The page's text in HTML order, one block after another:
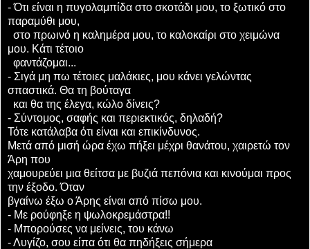
- Ότι είναι η πυγολαμπίδα στο σκοτάδι μου, το ξωτικό στο
παραμύθι μου,
στο πρωινό η καλημέρα μου, το καλοκαίρι στο χειμώνα
μου. Κάτι τέτοιο
φαντάζομαι...
- Σιγά μη πω τέτοιες μαλάκιες, μου κάνει γελώντας
σπαστικά. Θα τη βούταγα
και θα της έλεγα, κώλο δίνεις?
- Σύντομος, σαφής και περιεκτικός, δηλαδή?
Τότε κατάλαβα ότι είναι και επικίνδυνος.
Μετά από μισή ώρα έχω πήξει μέχρι θανάτου, χαιρετώ τον
Άρη που
χαμουρεύει μια θείτσα με βυζιά πεπόνια και κινούμαι προς
την έξοδο. Όταν
βγαίνω έξω ο Άρης είναι από πίσω μου.
- Με ρούφηξε η ψωλοκρεμάστρα!!
- Μπορούσες να μείνεις, του κάνω
- Λυγίζο, σου είπα ότι θα πηδήξεις σήμερα